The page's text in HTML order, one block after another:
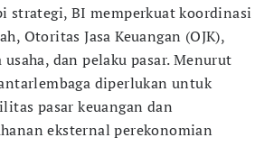
strategi, BI memperkuat koordinasi
Otoritas Jasa Keuangan (OJK),
dan pelaku pasar. Menurut
diperlukan untuk
pasar keuangan dan
eksternal perekonomian